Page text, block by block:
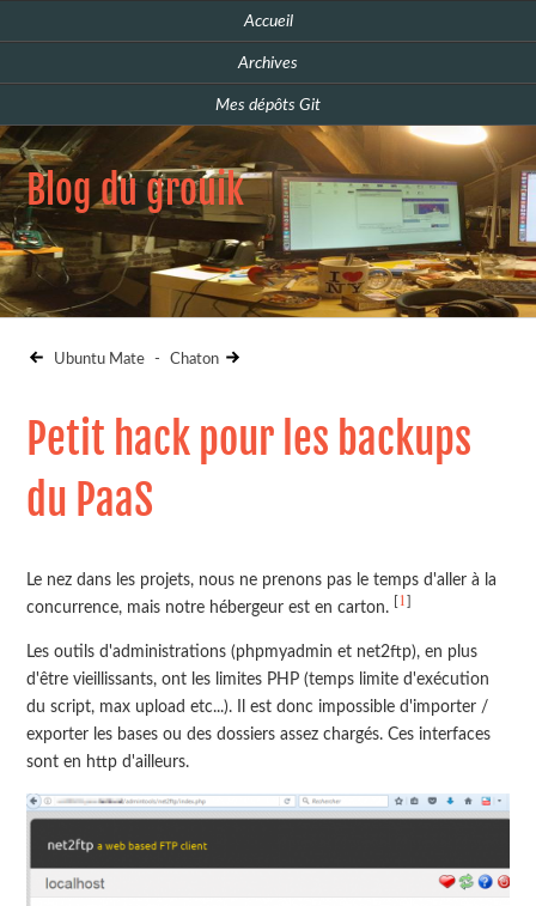
Accueil
Archives
Mes dépôts Git
Blog du grouik
Ubuntu Mate - Chaton
Petit hack pour les backups
du PaaS
Le nez dans les projets, nous ne prenons pas le temps d'aller à la
concurrence, mais notre hébergeur est en carton. [1]
Les outils d'administrations (phpmyadmin et net2ftp), en plus
d'être vieillissants, ont les limites PHP (temps limite d'exécution
du script, max upload etc...). Il est donc impossible d'importer /
exporter les bases ou des dossiers assez chargés. Ces interfaces
sont en http d'ailleurs.